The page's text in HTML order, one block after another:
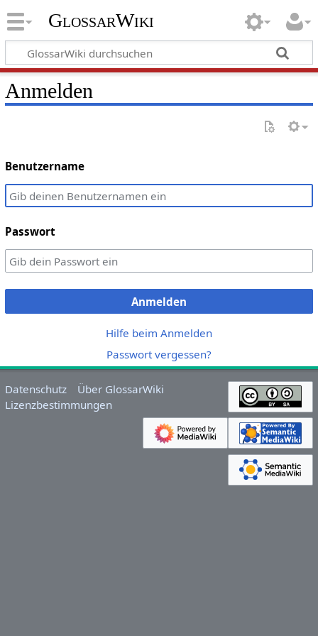
GlossarWiki
Anmelden
Benutzername
Passwort
Anmelden
Hilfe beim Anmelden
Passwort vergessen?
Datenschutz
Über GlossarWiki
Lizenzbestimmungen